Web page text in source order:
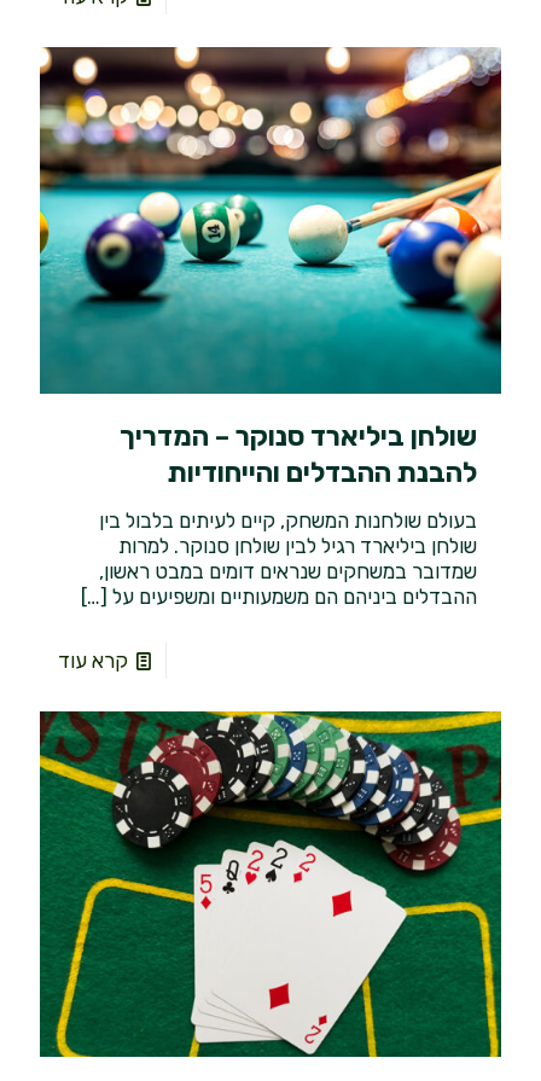
שולחן ביליארד סנוקר – המדריך
להבנת ההבדלים והייחודיות
בעולם שולחנות המשחק, קיים לעיתים בלבול בין
שולחן ביליארד רגיל לבין שולחן סנוקר. למרות
שמדובר במשחקים שנראים דומים במבט ראשון,
ההבדלים ביניהם הם משמעותיים ומשפיעים על […]
קרא עוד